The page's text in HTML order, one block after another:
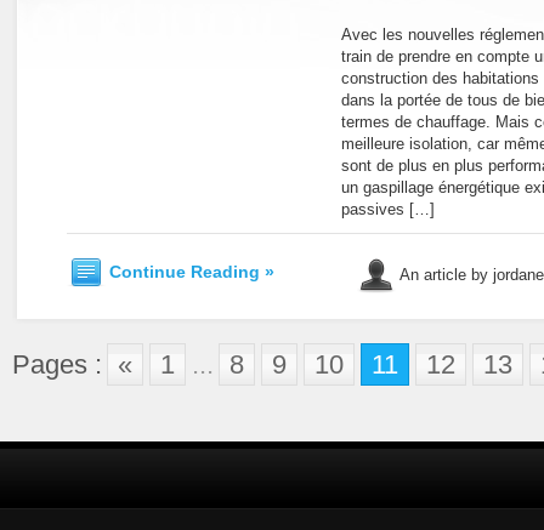
Avec les nouvelles
train de prendre en compte
construction des
dans la portée de tous de
termes de chauffage. Mais
meilleure isolation, car
sont de plus en plus
un gaspillage énergétique
passives […]
Continue Reading » An article by
Pages : « 1 ... 8 9 10 11 12 13